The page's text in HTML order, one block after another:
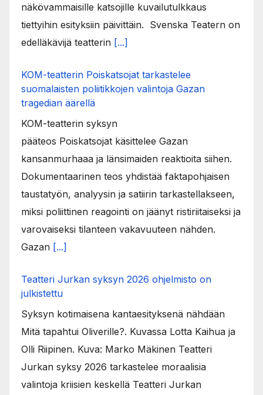
näkövammaisille katsojille kuvailutulkkaus
tiettyihin esityksiin päivittäin. Svenska Teatern on
edelläkävijä teatterin [...]
KOM-teatterin Poiskatsojat tarkastelee
suomalaisten poliitikkojen valintoja Gazan
tragedian äärellä
KOM-teatterin syksyn
pääteos Poiskatsojat käsittelee Gazan
kansanmurhaaa ja länsimaiden reaktioita siihen.
Dokumentaarinen teos yhdistää faktapohjaisen
taustatyön, analyysin ja satiirin tarkastellakseen,
miksi poliittinen reagointi on jäänyt ristiriitaiseksi ja
varovaiseksi tilanteen vakavuuteen nähden.
Gazan [...]
Teatteri Jurkan syksyn 2026 ohjelmisto on
julkistettu
Syksyn kotimaisena kantaesityksenä nähdään
Mitä tapahtui Oliverille?. Kuvassa Lotta Kaihua ja
Olli Riipinen. Kuva: Marko Mäkinen Teatteri
Jurkan syksy 2026 tarkastelee moraalisia
valintoja kriisien keskellä Teatteri Jurkan